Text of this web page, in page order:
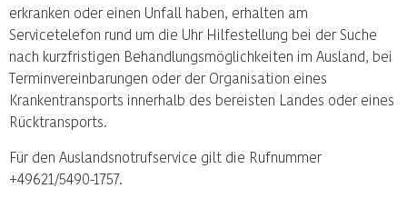
erkranken oder einen Unfall haben, erhalten am
Servicetelefon rund um die Uhr Hilfestellung bei der Suche
nach kurzfristigen Behandlungsmöglichkeiten im Ausland, bei
Terminvereinbarungen oder der Organisation eines
Krankentransports innerhalb des bereisten Landes oder eines
Rücktransports.
Für den Auslandsnotrufservice gilt die Rufnummer
+49621/5490-1757.